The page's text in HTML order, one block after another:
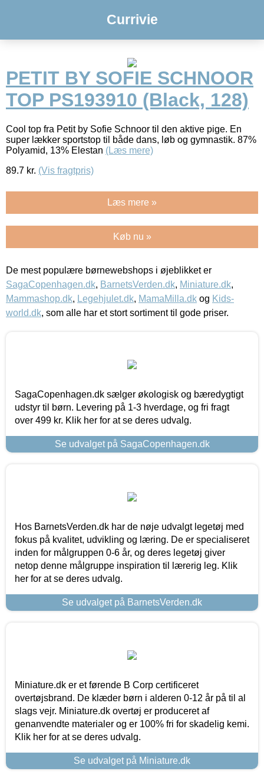
Currivie
PETIT BY SOFIE SCHNOOR
TOP PS193910 (Black, 128)
Cool top fra Petit by Sofie Schnoor til den aktive pige. En
super lækker sportstop til både dans, løb og gymnastik. 87%
Polyamid, 13% Elestan (Læs mere)
89.7 kr. (Vis fragtpris)
Læs mere »
Køb nu »
De mest populære børnewebshops i øjeblikket er
SagaCopenhagen.dk, BarnetsVerden.dk, Miniature.dk,
Mammashop.dk, Legehjulet.dk, MamaMilla.dk og Kids-
world.dk, som alle har et stort sortiment til gode priser.
SagaCopenhagen.dk sælger økologisk og bæredygtigt
udstyr til børn. Levering på 1-3 hverdage, og fri fragt
over 499 kr. Klik her for at se deres udvalg.
Se udvalget på SagaCopenhagen.dk
Hos BarnetsVerden.dk har de nøje udvalgt legetøj med
fokus på kvalitet, udvikling og læring. De er specialiseret
inden for målgruppen 0-6 år, og deres legetøj giver
netop denne målgruppe inspiration til lærerig leg. Klik
her for at se deres udvalg.
Se udvalget på BarnetsVerden.dk
Miniature.dk er et førende B Corp certificeret
overtøjsbrand. De klæder børn i alderen 0-12 år på til al
slags vejr. Miniature.dk overtøj er produceret af
genanvendte materialer og er 100% fri for skadelig kemi.
Klik her for at se deres udvalg.
Se udvalget på Miniature.dk